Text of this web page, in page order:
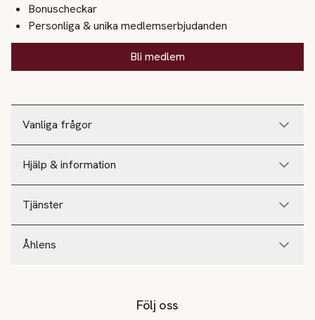
Vanliga frågor
Hjälp & information
Tjänster
Åhlens
Bonuscheckar
Personliga & unika medlemserbjudanden
Bli medlem
Följ oss